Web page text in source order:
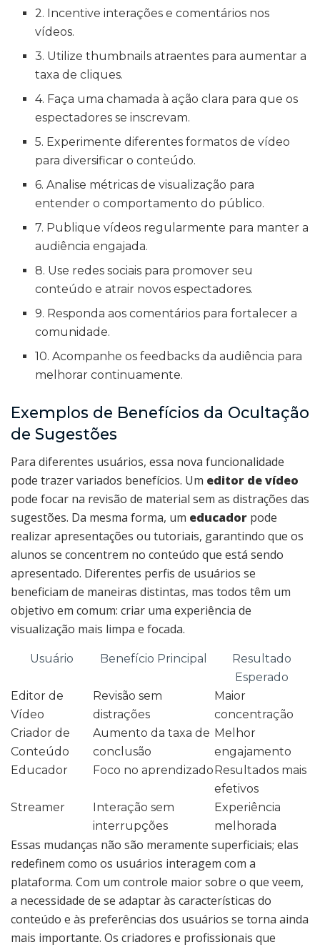
2. Incentive interações e comentários nos
vídeos.
3. Utilize thumbnails atraentes para aumentar a
taxa de cliques.
4. Faça uma chamada à ação clara para que os
espectadores se inscrevam.
5. Experimente diferentes formatos de vídeo
para diversificar o conteúdo.
6. Analise métricas de visualização para
entender o comportamento do público.
7. Publique vídeos regularmente para manter a
audiência engajada.
8. Use redes sociais para promover seu
conteúdo e atrair novos espectadores.
9. Responda aos comentários para fortalecer a
comunidade.
10. Acompanhe os feedbacks da audiência para
melhorar continuamente.
Exemplos de Benefícios da Ocultação
de Sugestões
Para diferentes usuários, essa nova funcionalidade
pode trazer variados benefícios. Um editor de vídeo
pode focar na revisão de material sem as distrações das
sugestões. Da mesma forma, um educador pode
realizar apresentações ou tutoriais, garantindo que os
alunos se concentrem no conteúdo que está sendo
apresentado. Diferentes perfis de usuários se
beneficiam de maneiras distintas, mas todos têm um
objetivo em comum: criar uma experiência de
visualização mais limpa e focada.
Usuário Benefício Principal
Resultado
Esperado
Editor de
Vídeo
Revisão sem
distrações
Maior
concentração
Criador de
Conteúdo
Aumento da taxa de
conclusão
Melhor
engajamento
Educador
Foco no aprendizadoResultados mais
efetivos
Streamer
Interação sem
interrupções
Experiência
melhorada
Essas mudanças não são meramente superficiais; elas
redefinem como os usuários interagem com a
plataforma. Com um controle maior sobre o que veem,
a necessidade de se adaptar às características do
conteúdo e às preferências dos usuários se torna ainda
mais importante. Os criadores e profissionais que